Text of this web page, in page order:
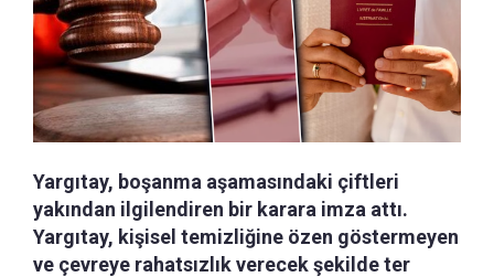
Yargıtay, boşanma aşamasındaki çiftleri
yakından ilgilendiren bir karara imza attı.
Yargıtay, kişisel temizliğine özen göstermeyen
ve çevreye rahatsızlık verecek şekilde ter